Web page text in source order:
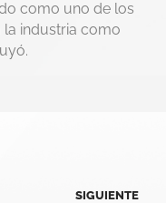
como uno de los
la industria como
SIGUIENTE